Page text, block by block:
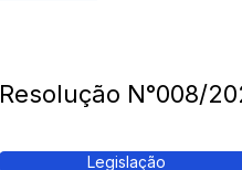
Resolução N°008/
Legislação